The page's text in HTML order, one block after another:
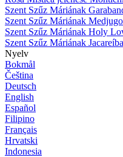
Szent Szűz Máriának
Szent Szűz Máriának
Szent Szűz Máriának Holy
Szent Szűz Máriának
Nyelv
Bokmål
Čeština
Deutsch
English
Español
Filipino
Français
Hrvatski
Indonesia